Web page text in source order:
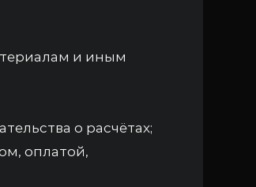
и иным
о расчётах;
оплатой,